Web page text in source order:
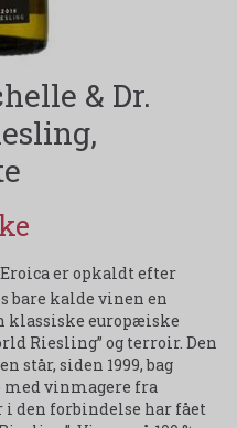
& Dr.
Eroica er opkaldt efter
bare kalde vinen en
europæiske
Riesling” og terroir. Den
står, siden 1999, bag
med vinmagere fra
i den forbindelse har fået